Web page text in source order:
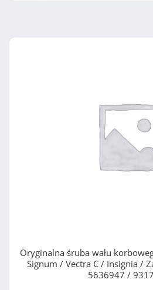
Oryginalna śruba wału
Signum / Vectra C / Insignia /
5636947 /